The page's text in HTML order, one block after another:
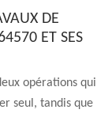
DE
ET SES
opérations qui
seul, tandis que